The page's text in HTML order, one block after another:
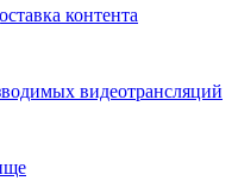
контента
видеотрансляций